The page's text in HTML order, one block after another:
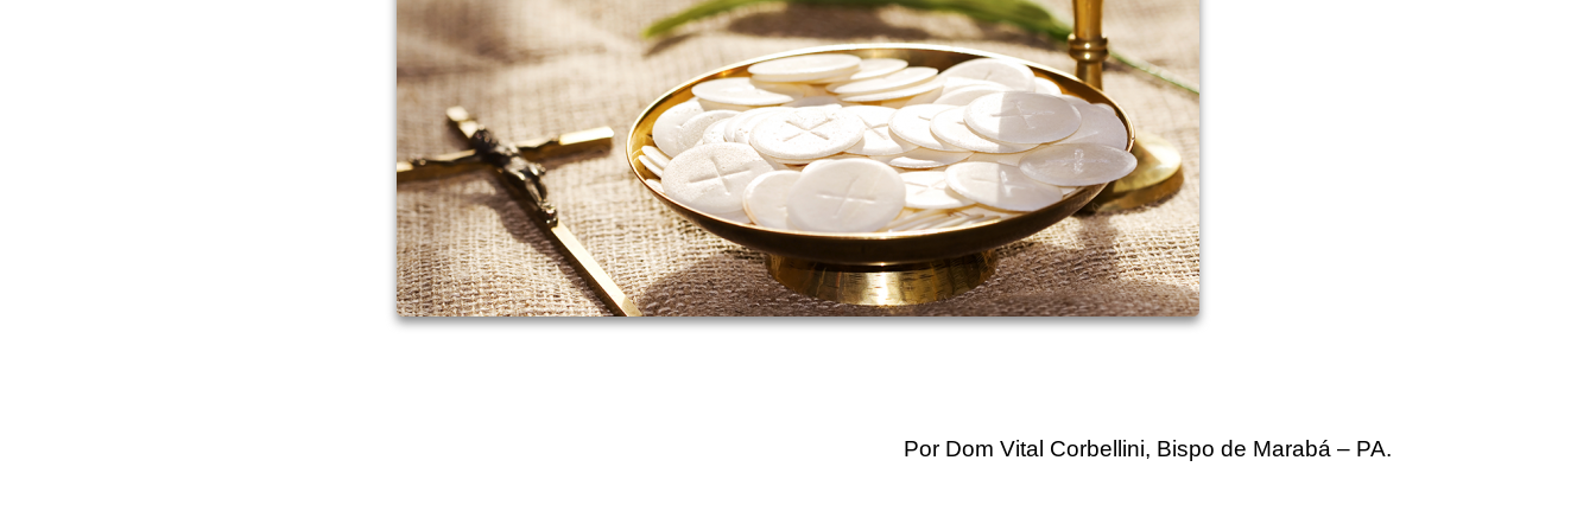
Por Dom Vital Corbellini, Bispo de Marabá – PA.